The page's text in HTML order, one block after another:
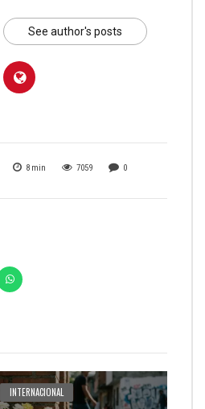
8 min 7059 0
INTERNACIONAL
See author's posts